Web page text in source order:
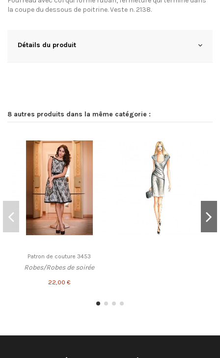
la coupe du dessous de poitrine. Veste n. 2138.
Détails du produit
8 autres produits dans la même catégorie :
Patron de couture 3453
Robes/Robes de soirée
22,00 €